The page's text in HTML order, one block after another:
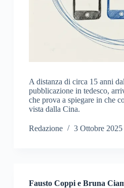
A distanza di circa 15 anni
pubblicazione in tedesco,
che prova a spiegare in che
vista dalla Cina.
Redazione 3 Ottobre 2025
Fausto Coppi e Bruna